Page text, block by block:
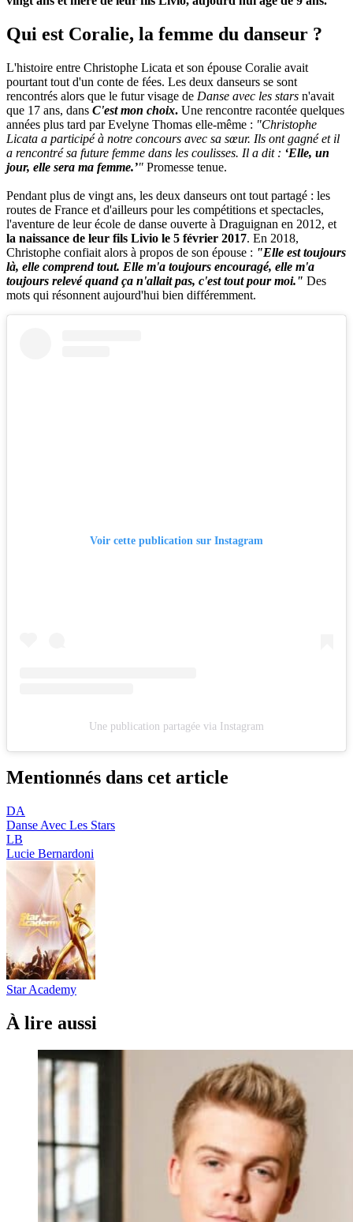
Qui est Coralie, la femme du danseur ?
L'histoire entre Christophe Licata et son épouse Coralie avait
pourtant tout d'un conte de fées. Les deux danseurs se sont
rencontrés alors que le futur visage de Danse avec les stars n'avait
que 17 ans, dans C'est mon choix. Une rencontre racontée quelques
années plus tard par Evelyne Thomas elle-même : "Christophe
Licata a participé à notre concours avec sa sœur. Ils ont gagné et il
a rencontré sa future femme dans les coulisses. Il a dit : ‘Elle, un
jour, elle sera ma femme.’" Promesse tenue.
Pendant plus de vingt ans, les deux danseurs ont tout partagé : les
routes de France et d'ailleurs pour les compétitions et spectacles,
l'aventure de leur école de danse ouverte à Draguignan en 2012, et
la naissance de leur fils Livio le 5 février 2017. En 2018,
Christophe confiait alors à propos de son épouse : "Elle est toujours
là, elle comprend tout. Elle m'a toujours encouragé, elle m'a
toujours relevé quand ça n'allait pas, c'est toutpour moi." Des
mots qui résonnent aujourd'hui bien différemment.
Voir cette publication sur Instagram
Une publication partagée via Instagram
Mentionnés dans cet article
DA
Danse Avec Les Stars
LB
Lucie Bernardoni
Star Academy
À lire aussi